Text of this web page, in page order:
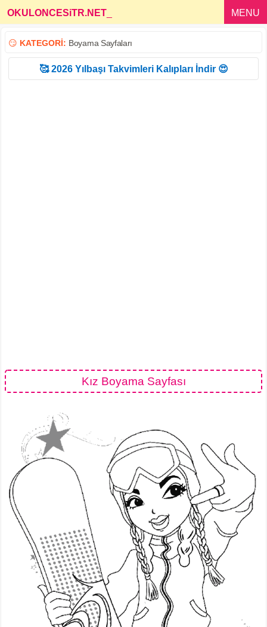
OKULONCESiTR.NET MENU
😏 KATEGORİ: Boyama Sayfaları
🥰 2026 Yılbaşı Takvimleri Kalıpları İndir 😍
Kız Boyama Sayfası